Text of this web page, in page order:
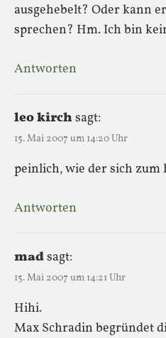
ausgehebelt? Oder kann
sprechen? Hm. Ich bin
Antworten
leo kirch sagt:
15. Mai 2007 um 14:20 Uhr
peinlich, wie der sich zum
Antworten
madsagt:
15. Mai 2007 um 14:21 Uhr
Hihi.
Max Schradin begründet